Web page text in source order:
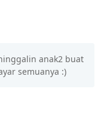
anak2 buat
semuanya :)